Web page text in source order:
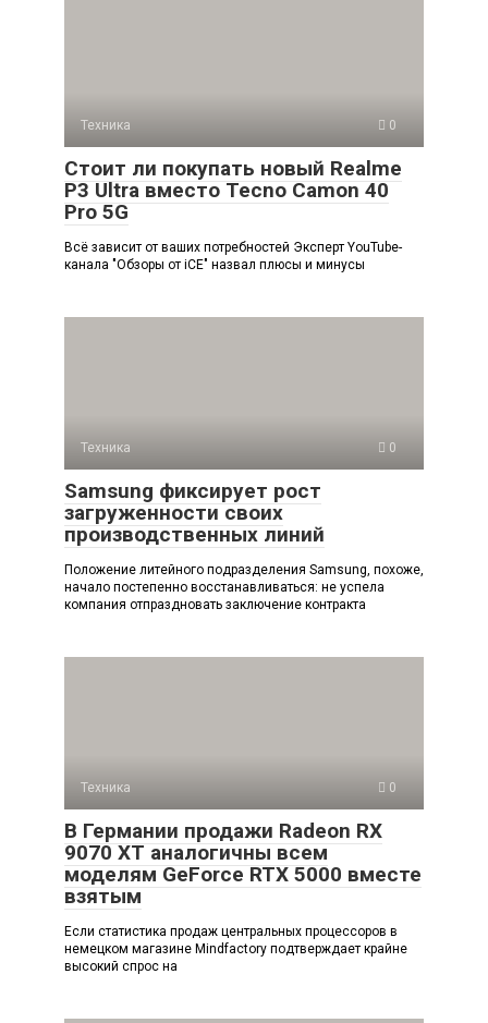
Техника 0
Стоит ли покупать новый Realme
P3 Ultra вместо Tecno Camon 40
Pro 5G
Всё зависит от ваших потребностей Эксперт YouTube-
канала "Обзоры от iCE" назвал плюсы и минусы
Техника 0
Samsung фиксирует рост
загруженности своих
производственных линий
Положение литейного подразделения Samsung, похоже,
начало постепенно восстанавливаться: не успела
компания отпраздновать заключение контракта
Техника 0
В Германии продажи Radeon RX
9070 XT аналогичны всем
моделям GeForce RTX 5000 вместе
взятым
Если статистика продаж центральных процессоров в
немецком магазине Mindfactory подтверждает крайне
высокий спрос на